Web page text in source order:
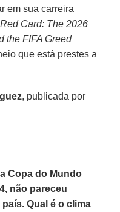
em sua carreira
Red Card: The 2026
the FIFA Greed
que está prestes a
, publicada por
Copa do Mundo
não pareceu
Qual é o clima